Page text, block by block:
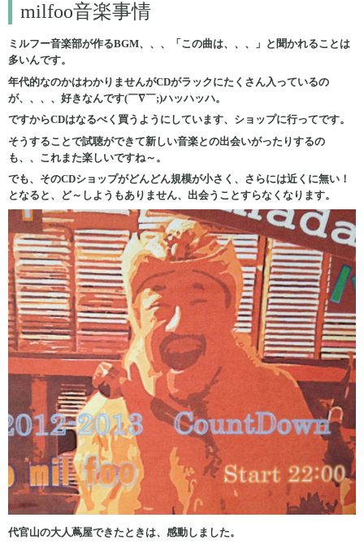
milfoo音楽事情
ミルフー音楽部が作るBGM、、、「この曲は、、、」と聞かれることは
多いんです。
年代的なのかはわかりませんがCDがラックにたくさん入っているの
が、、、、好きなんです(￣∇￣;)ハッハッハ。
ですからCDはなるべく買うようにしています、ショップに行ってです。
そうすることで試聴ができて新しい音楽との出会いがったりするの
も、、これまた楽しいですね～。
でも、そのCDショップがどんどん規模が小さく、さらには近くに無い！
となると、ど～しようもありません、出会うことすらなくなります。
代官山の大人蔦屋できたときは、感動しました。